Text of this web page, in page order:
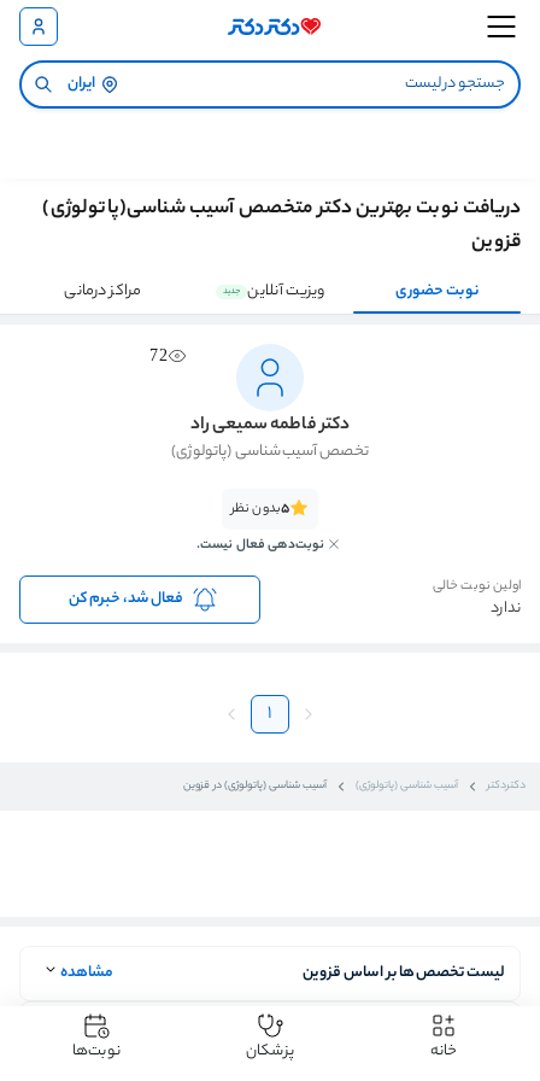
ایران
دکتردکتر آسیب شناسی (پاتولوژی) آسیب شناسی (پاتولوژی) در قزوین
دریافت نوبت بهترین دکتر متخصص آسیب شناسی(پاتولوژی)
قزوین
نوبت حضوری ویزیت آنلاین جدید مراکز درمانی
72
دکتر فاطمه سمیعی راد
تخصص آسیب‌شناسی (پاتولوژی)
5بدون نظر
نوبت‌دهی فعال نیست.
اولین نوبت خالی
ندارد فعال شد، خبرم کن
1
لیست تخصص‌ها بر اساس قزوین مشاهده
لیست آسیب شناسی (پاتولوژی) بر اساس مرکز استان‌
مشاهده
خانه
پزشکان نوبت‌ها